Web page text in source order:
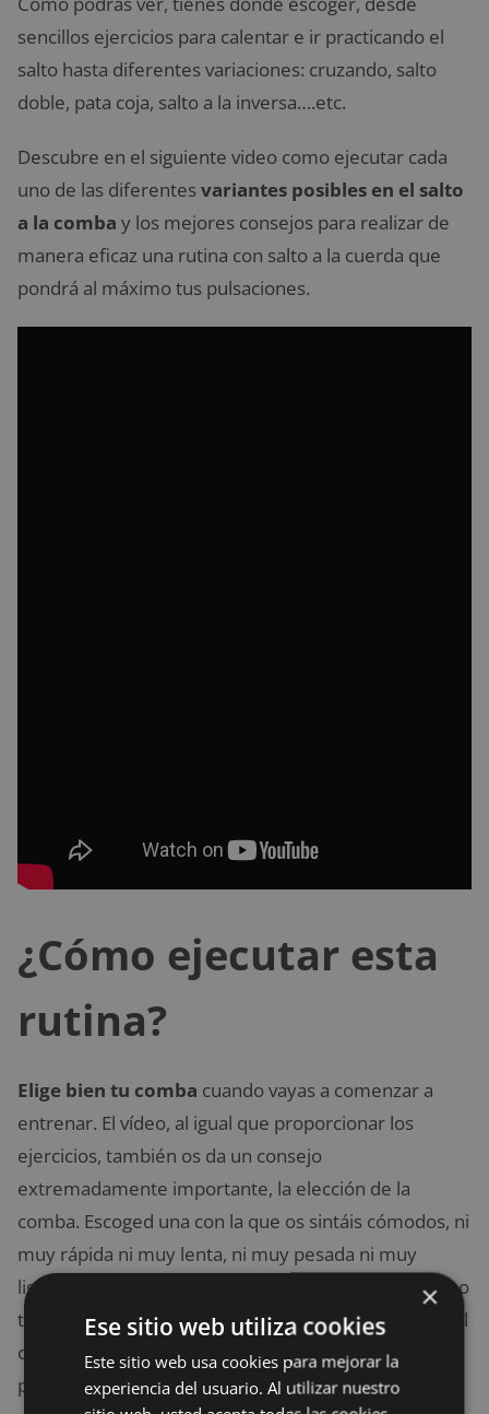
sencillos ejercicios para calentar e ir practicando el
salto hasta diferentes variaciones: cruzando, salto
doble, pata coja, salto a la inversa….etc.
Descubre en el siguiente video como ejecutar cada
uno de las diferentesvariantes posibles en el salto
a la comba y los mejores consejos para realizar de
manera eficaz una rutina con salto a la cuerda que
pondrá al máximo tus pulsaciones.
¿Cómo ejecutar esta
rutina?
Elige bien tu comba cuando vayas a comenzar a
entrenar. El vídeo, al igual que proporcionar los
ejercicios, también os da un consejo
extremadamente importante, la elección de la
comba. Escoged una con la que os sintáis cómodos, ni
muy rápida ni muy lenta, ni muy pesada ni muy
ligera. Esto es importante, ya que si eliges una que no
te guste (o que se enrede sobre sí misma, como es el
caso del vídeo) podéis acabar frustrados, y lo que es
peor, de mal humor.
×
Ese sitio web utiliza cookies
Este sitio web usa cookies para mejorar la
experiencia del usuario. Al utilizar nuestro